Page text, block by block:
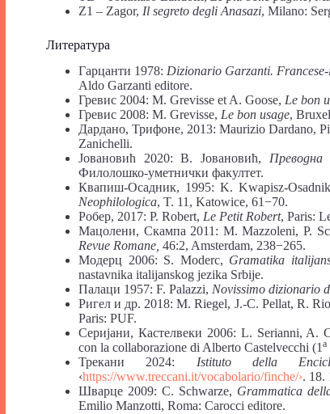
Z1 – Zagor, Il segreto degli Anasazi, Milano:
Литература
Гарцанти 1978: Dizionario Garzanti.
Aldo Garzanti editore.
Гревис 2004: M. Grevisse et A. Goose, Le bon
Гревис 2008: М. Grevisse, Le bon usage,
Дардано, Трифоне, 2013: Maurizio Dardano,
Zanichelli.
Јовановић 2020: В. Јовановић, Преводна
Филолошко-уметнички факултет.
Квапиш-Осадник, 1995: K. Kwapisz-
Neophilologica, T. 11, Katowice, 61−70.
Робер, 2017: P. Robert, Le Petit Robert, Paris:
Мацолени, Скампа 2011: M. Mazzoleni, P.
Revue Romane, 46:2, Amsterdam, 238−265.
Модерц 2006: S. Moderc, Gramatika
nastavnika italijanskog jezika Srbije.
Палаци 1957: F. Palazzi, Novissimo dizionario
Ригел и др. 2018: M. Riegel, J.-C. Pellat, R.
Paris: PUF.
Серијани, Кастелвеки 2006: L. Serianni, A.
con la collaborazione di Alberto Castelvecchi (1 a
Трекани 2024: Istituto della
‹https://www.treccani.it/vocabolario/finche/›. 18.
Шварце 2009: C. Schwarze, Grammatica
Emilio Manzotti, Roma: Carocci editore.